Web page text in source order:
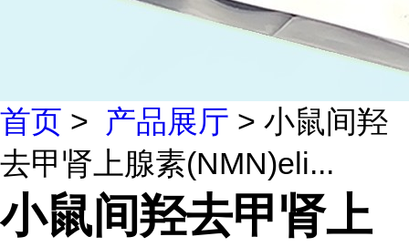
首页 > 产品展厅 > 小鼠间羟
去甲肾上腺素(NMN)eli...
小鼠间羟去甲肾上